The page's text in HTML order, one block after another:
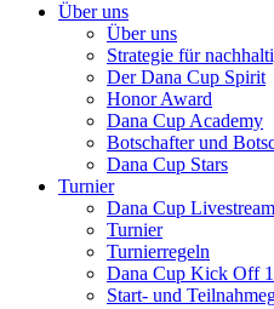
Über uns
Über uns
Strategie für
Der Dana Cup Spirit
Honor Award
Dana Cup Academy
Botschafter und
Dana Cup Stars
Turnier
Dana Cup
Turnier
Turnierregeln
Dana Cup Kick Off
Start- und